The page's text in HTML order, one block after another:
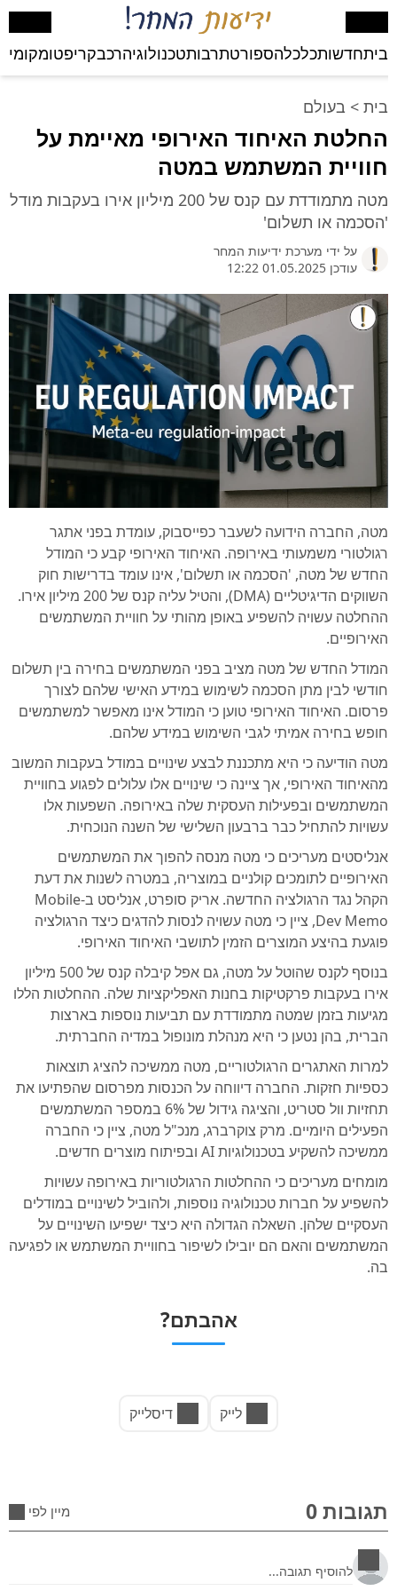
ביתחדשותכלכלהספורטתרבותטכנולוגיהרכבקריפטומקומי
בית > בעולם
החלטת האיחוד האירופי מאיימת על
חוויית המשתמש במטה
מטה מתמודדת עם קנס של 200 מיליון אירו בעקבות מודל
'הסכמה או תשלום'
על ידי מערכת ידיעות המחר
עודכן 01.05.2025 12:22
מטה, החברה הידועה לשעבר כפייסבוק, עומדת בפני אתגר
רגולטורי משמעותי באירופה. האיחוד האירופי קבע כי המודל
החדש של מטה, 'הסכמה או תשלום', אינו עומד בדרישות חוק
השווקים הדיגיטליים (DMA), והטיל עליה קנס של 200 מיליון אירו.
ההחלטה עשויה להשפיע באופן מהותי על חוויית המשתמשים
האירופיים.
המודל החדש של מטה מציב בפני המשתמשים בחירה בין תשלום
חודשי לבין מתן הסכמה לשימוש במידע האישי שלהם לצורך
פרסום. האיחוד האירופי טוען כי המודל אינו מאפשר למשתמשים
חופש בחירה אמיתי לגבי השימוש במידע שלהם.
מטה הודיעה כי היא מתכננת לבצע שינויים במודל בעקבות המשוב
מהאיחוד האירופי, אך ציינה כי שינויים אלו עלולים לפגוע בחוויית
המשתמשים ובפעילות העסקית שלה באירופה. השפעות אלו
עשויות להתחיל כבר ברבעון השלישי של השנה הנוכחית.
אנליסטים מעריכים כי מטה מנסה להפוך את המשתמשים
האירופיים לתומכים קולניים במוצריה, במטרה לשנות את דעת
הקהל נגד הרגולציה החדשה. אריק סופרט, אנליסט ב-Mobile
Dev Memo, ציין כי מטה עשויה לנסות להדגים כיצד הרגולציה
פוגעת בהיצע המוצרים הזמין לתושבי האיחוד האירופי.
בנוסף לקנס שהוטל על מטה, גם אפל קיבלה קנס של 500 מיליון
אירו בעקבות פרקטיקות בחנות האפליקציות שלה. ההחלטות הללו
מגיעות בזמן שמטה מתמודדת עם תביעות נוספות בארצות
הברית, בהן נטען כי היא מנהלת מונופול במדיה החברתית.
למרות האתגרים הרגולטוריים, מטה ממשיכה להציג תוצאות
כספיות חזקות. החברה דיווחה על הכנסות מפרסום שהפתיעו את
תחזיות וול סטריט, והציגה גידול של 6% במספר המשתמשים
הפעילים היומיים. מרק צוקרברג, מנכ"ל מטה, ציין כי החברה
ממשיכה להשקיע בטכנולוגיות AI ובפיתוח מוצרים חדשים.
מומחים מעריכים כי ההחלטות הרגולטוריות באירופה עשויות
להשפיע על חברות טכנולוגיה נוספות, ולהוביל לשינויים במודלים
העסקיים שלהן. השאלה הגדולה היא כיצד ישפיעו השינויים על
המשתמשים והאם הם יובילו לשיפור בחוויית המשתמש או לפגיעה
בה.
אהבתם?
לייק דיסלייק
תגובות 0 מיין לפי